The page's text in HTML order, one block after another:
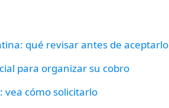
qué revisar antes de aceptarlo
para organizar su cobro
vea cómo solicitarlo